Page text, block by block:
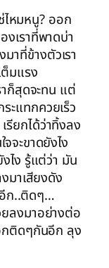
ไหมหนู? ออก
งเราที่พาดบ่า
าที่ข้างตัวเรา
มแรง
ก็สุดจะทน แต่
ะแทกควยเร็ว
ยกได้ว่าทิ้งลง
จะขาดยังไง
งไง รู้แต่ว่า มัน
มาเสียงดัง
อีก..ติดๆ…
ลงมาอย่างต่อ
กติดๆกันอีก ลุง